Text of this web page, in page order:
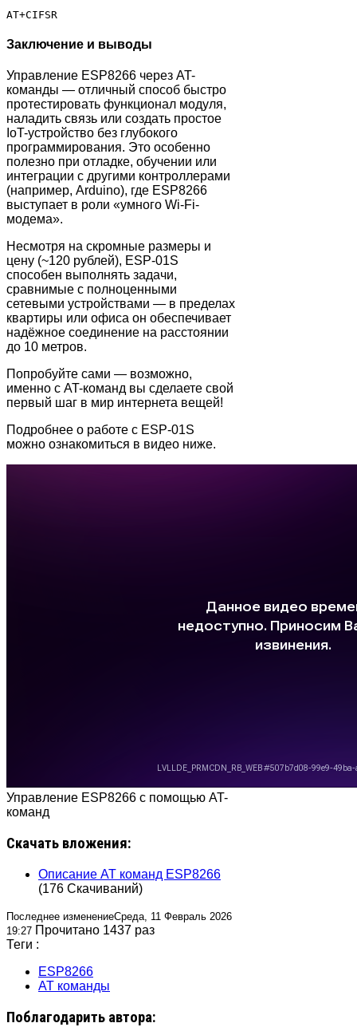
AT+CIFSR
Заключение и выводы
Управление ESP8266 через AT-
команды — отличный способ быстро
протестировать функционал модуля,
наладить связь или создать простое
IoT-устройство без глубокого
программирования. Это особенно
полезно при отладке, обучении или
интеграции с другими контроллерами
(например, Arduino), где ESP8266
выступает в роли «умного Wi-Fi-
модема».
Несмотря на скромные размеры и
цену (~120 рублей), ESP-01S
способен выполнять задачи,
сравнимые с полноценными
сетевыми устройствами — в пределах
квартиры или офиса он обеспечивает
надёжное соединение на расстоянии
до 10 метров.
Попробуйте сами — возможно,
именно с AT-команд вы сделаете свой
первый шаг в мир интернета вещей!
Подробнее о работе с ESP-01S
можно ознакомиться в видео ниже.
Управление ESP8266 с помощью AT-
команд
Скачать вложения:
Описание AT команд ESP8266
(176 Скачиваний)
Последнее изменениеСреда, 11 Февраль 2026
19:27 Прочитано 1437 раз
Теги :
ESP8266
AT команды
Поблагодарить автора: